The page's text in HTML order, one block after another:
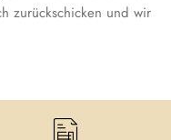
zurückschicken und wir